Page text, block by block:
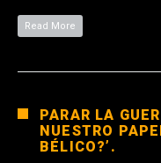
Read More
PARAR LA
NUESTRO
BÉLICO?’.